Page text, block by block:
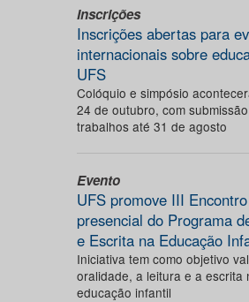
Inscrições
Inscrições abertas para
internacionais sobre
UFS
Colóquio e simpósio
24 de outubro, com
trabalhos até 31 de agosto
Evento
UFS promove III Encontro
presencial do Programa
e Escrita na Educação
Iniciativa tem como objetivo
oralidade, a leitura e a escrita
educação infantil